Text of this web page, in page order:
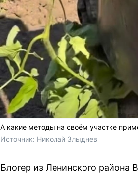
А какие методы на своём участке
Источник: Николай Злыднев
Блогер из Ленинского района